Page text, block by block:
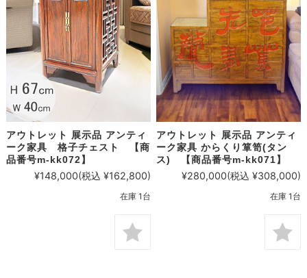
アウトレット 展示品 アンティ
ーク家具 格子チェスト 【商
品番号m-kk072】
¥148,000(税込 ¥162,800)
在庫 1台
アウトレット 展示品 アンティ
ーク家具 からくり箪笥(タン
ス) 【商品番号m-kk071】
¥280,000(税込 ¥308,000)
在庫 1台